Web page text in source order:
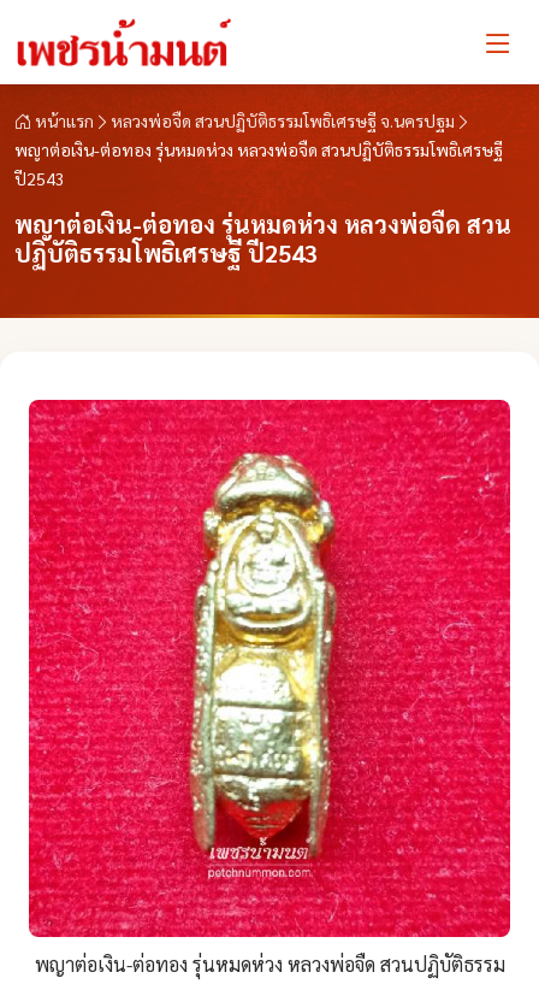
หน้าแรก
หลวงพ่อจืด สวนปฏิบัติธรรมโพธิเศรษฐี จ.นครปฐม
พญาต่อเงิน-ต่อทอง รุ่นหมดห่วง หลวงพ่อจืด สวนปฏิบัติธรรมโพธิเศรษฐี
ปี2543
พญาต่อเงิน-ต่อทอง รุ่นหมดห่วง หลวงพ่อจืด สวน
ปฏิบัติธรรมโพธิเศรษฐี ปี2543
พญาต่อเงิน-ต่อทอง รุ่นหมดห่วง หลวงพ่อจืด สวนปฏิบัติธรรม